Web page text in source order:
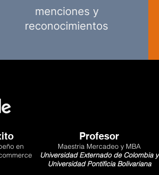
menciones y
reconocimientos
en
Profesor
Maestria Mercadeo y MBA
Universidad Externado de Colombia y
Universidad Pontificia Bolivariana